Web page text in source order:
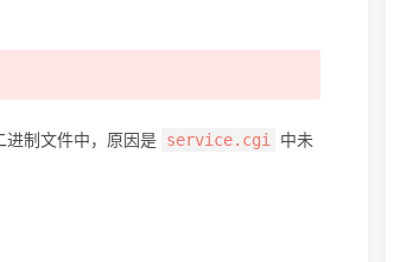
进制文件中，原因是 service.cgi
中未